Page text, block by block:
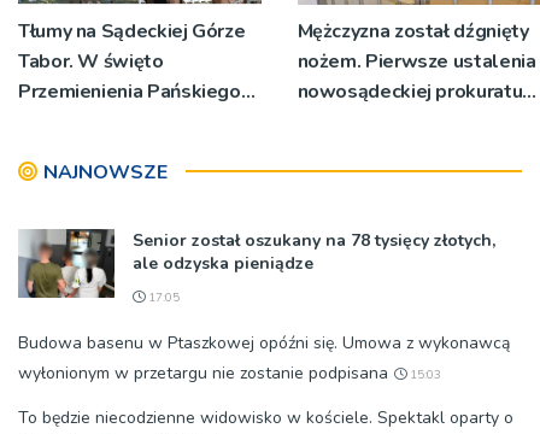
Tłumy na Sądeckiej Górze
Tabor. W święto
Przemienienia Pańskiego
[ZDJĘCIA]
Mężczyzna został dźgnięty
nożem. Pierwsze ustalenia
nowosądeckiej prokuratury
NAJNOWSZE
Senior został oszukany na 78 tysięcy złotych,
ale odzyska pieniądze
17:05
Budowa basenu w Ptaszkowej opóźni się. Umowa z wykonawcą
wyłonionym w przetargu nie zostanie podpisana
15:03
To będzie niecodzienne widowisko w kościele. Spektakl oparty o